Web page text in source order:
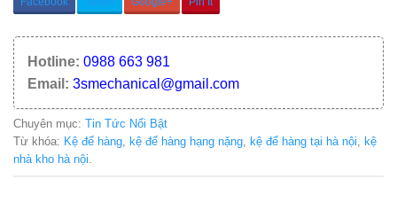
Hotline: 0988 663 981
Email: 3smechanical@gmail.com
Chuyên mục: Tin Tức Nổi Bật
Từ khóa: Kệ để hàng, kệ để hàng hạng nặng, kệ để hàng tại hà nội, kệ
nhà kho hà nội.